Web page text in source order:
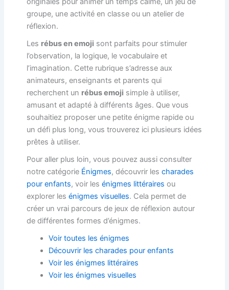
groupe, une activité en classe ou un atelier de
réflexion.
Les rébus en emoji sont parfaits pour stimuler
l’observation, la logique, le vocabulaire et
l’imagination. Cette rubrique s’adresse aux
animateurs, enseignants et parents qui
recherchent un rébus emoji simple à utiliser,
amusant et adapté à différents âges. Que vous
souhaitiez proposer une petite énigme rapide ou
un défi plus long, vous trouverez ici plusieurs idées
prêtes à utiliser.
Pour aller plus loin, vous pouvez aussi consulter
notre catégorie Énigmes, découvrir les charades
pour enfants, voir les énigmes littéraires ou
explorer les énigmes visuelles. Cela permet de
créer un vrai parcours de jeux de réflexion autour
de différentes formes d’énigmes.
Voir toutes les énigmes
Découvrir les charades pour enfants
Voir les énigmes littéraires
Voir les énigmes visuelles